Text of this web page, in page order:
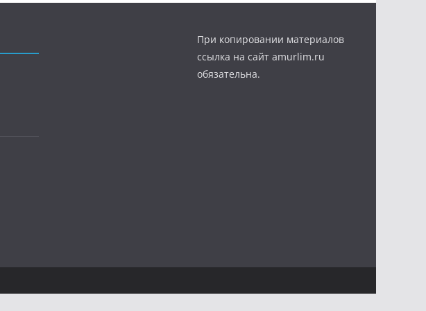
При копировании материалов
ссылка на сайт amurlim.ru
обязательна.